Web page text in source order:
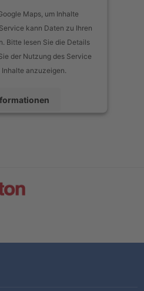
Maps, um Inhalte
kann Daten zu Ihren
Bitte lesen Sie die Details
der Nutzung des Service
anzuzeigen.